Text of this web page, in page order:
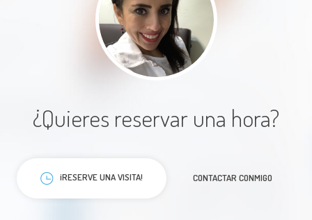
Excelente atención. la Dra es muy
Paciente
¿Quieres reservar una hora?
¡RESERVE UNA VISITA! CONTACTAR CONMIGO